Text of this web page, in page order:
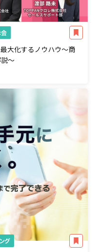
会
大化するノウハウ～商
～
グ